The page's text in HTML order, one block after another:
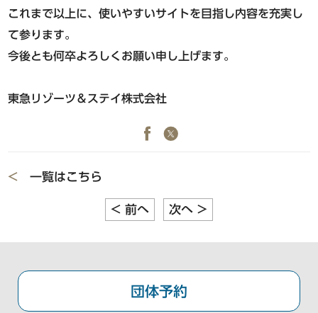
東急ステイ五反田
東急ステイ蒲田
東急ステイ札幌大通
これまで以上に、使いやすいサイトを目指し内容を充実し
て参ります。
今後とも何卒よろしくお願い申し上げます。
東急リゾーツ＆ステイ株式会社
< 一覧はこちら
< 前へ 次へ >
団体予約